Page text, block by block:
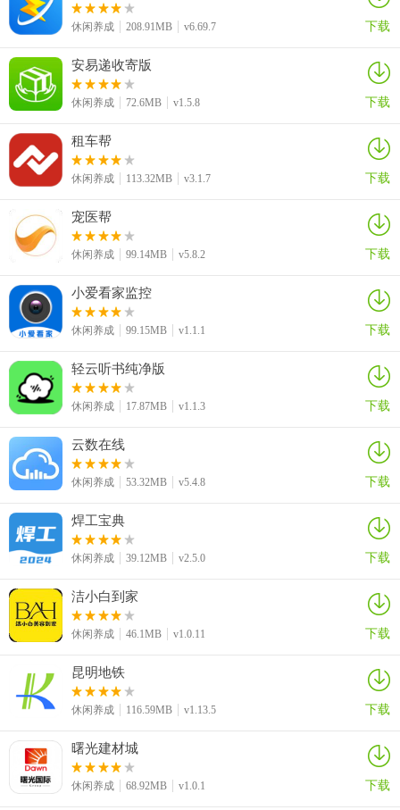
- 超品质要求的密室逃脱系列游戏口口相传
- 3D模型,场景写实的100个房间
- 关卡设计巧妙的100个房间
- 富有挑战创新的密室
休闲养成 208.91MB v6.69.7 下载
安易递收寄版
休闲养成 72.6MB v1.5.8 下载
租车帮
休闲养成 113.32MB v3.1.7 下载
宠医帮
休闲养成 99.14MB v5.8.2 下载
小爱看家监控
休闲养成 99.15MB v1.1.1 下载
轻云听书纯净版
休闲养成 17.87MB v1.1.3 下载
云数在线
休闲养成 53.32MB v5.4.8 下载
焊工宝典
休闲养成 39.12MB v2.5.0 下载
洁小白到家
休闲养成 46.1MB v1.0.11 下载
昆明地铁
休闲养成 116.59MB v1.13.5 下载
曙光建材城
休闲养成 68.92MB v1.0.1 下载